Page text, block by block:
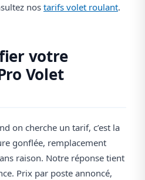
nos tarifs volet roulant.
votre
Volet
on cherche un tarif, c’est la
gonflée, remplacement
raison. Notre réponse tient
Prix par poste annoncé,